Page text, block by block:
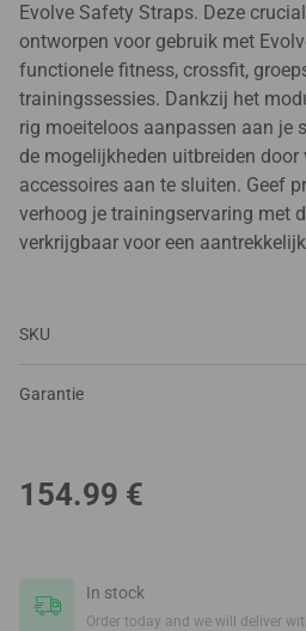
Evolve Safety Straps. Deze
ontworpen voor gebruik met
functionele fitness, crossfit,
trainingssessies. Dankzij het
rig moeiteloos aanpassen aan je
de mogelijkheden uitbreiden door
accessoires aan te sluiten. Geef
verhoog je trainingservaring met
verkrijgbaar voor een
SKU
Garantie
154.99 €
In stock
Order today and we will deliver